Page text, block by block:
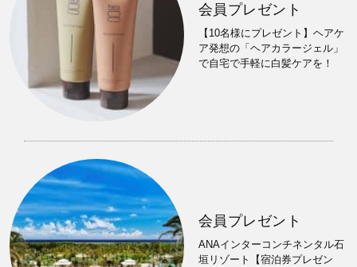
会員プレゼント
【10名様にプレゼント】ヘアケ
ア発想の「ヘアカラージェル」
で自宅で手軽に白髪ケアを！
会員プレゼント
ANAインターコンチネンタル石
垣リゾート【宿泊券プレゼン